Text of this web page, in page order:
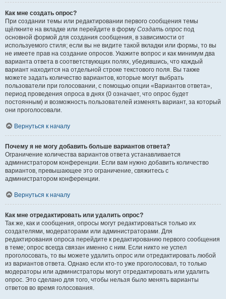
Как мне создать опрос?
При создании темы или редактировании первого сообщения темы
щёлкните на вкладке или перейдите в форму Создать опрос под
основной формой для создания сообщения, в зависимости от
используемого стиля; если вы не видите такой вкладки или формы, то вы
не имеете прав на создание опросов. Укажите вопрос и как минимум два
варианта ответа в соответствующих полях, убедившись, что каждый
вариант находится на отдельной строке текстового поля. Вы также
можете задать количество вариантов, которые могут выбрать
пользователи при голосовании, с помощью опции «Вариантов ответа»,
период проведения опроса в днях (0 означает, что опрос будет
постоянным) и возможность пользователей изменять вариант, за который
они проголосовали.
Вернуться к началу
Почему я не могу добавить больше вариантов ответа?
Ограничение количества вариантов ответа устанавливается
администратором конференции. Если вам нужно добавить количество
вариантов, превышающее это ограничение, свяжитесь с
администратором конференции.
Вернуться к началу
Как мне отредактировать или удалить опрос?
Так же, как и сообщения, опросы могут редактироваться только их
создателями, модераторами или администраторами. Для
редактирования опроса перейдите к редактированию первого сообщения
в теме; опрос всегда связан именно с ним. Если никто не успел
проголосовать, то вы можете удалить опрос или отредактировать любой
из вариантов ответа. Однако если кто-то уже проголосовал, то только
модераторы или администраторы могут отредактировать или удалить
опрос. Это сделано для того, чтобы нельзя было менять варианты
ответов во время голосования.